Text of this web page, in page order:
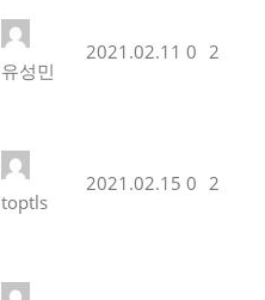
유성민
2021.02.11 0 2
toptls
2021.02.15 0 2